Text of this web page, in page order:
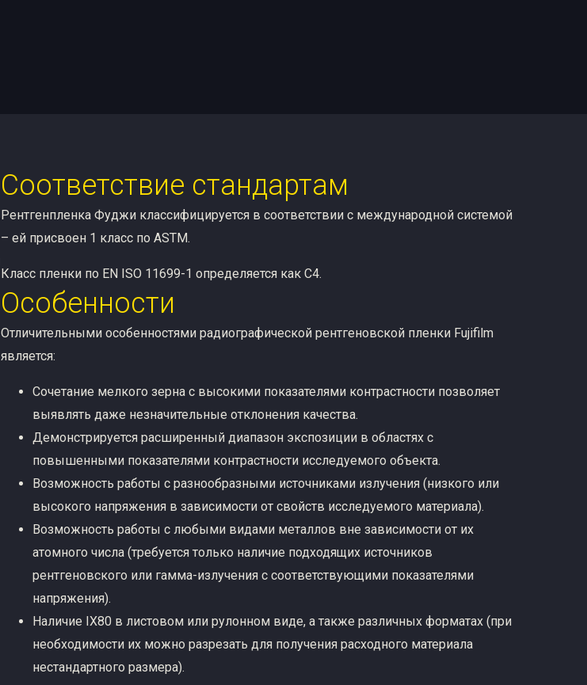
Соответствие стандартам
Рентгенпленка Фуджи классифицируется в соответствии с международной системой
– ей присвоен 1 класс по ASTM.
Класс пленки по EN ISO 11699-1 определяется как C4.
Особенности
Отличительными особенностями радиографической рентгеновской пленки Fujifilm
является:
Сочетание мелкого зерна с высокими показателями контрастности позволяет
выявлять даже незначительные отклонения качества.
Демонстрируется расширенный диапазон экспозиции в областях с
повышенными показателями контрастности исследуемого объекта.
Возможность работы с разнообразными источниками излучения (низкого или
высокого напряжения в зависимости от свойств исследуемого материала).
Возможность работы с любыми видами металлов вне зависимости от их
атомного числа (требуется только наличие подходящих источников
рентгеновского или гамма-излучения с соответствующими показателями
напряжения).
Наличие IX80 в листовом или рулонном виде, а также различных форматах (при
необходимости их можно разрезать для получения расходного материала
нестандартного размера).